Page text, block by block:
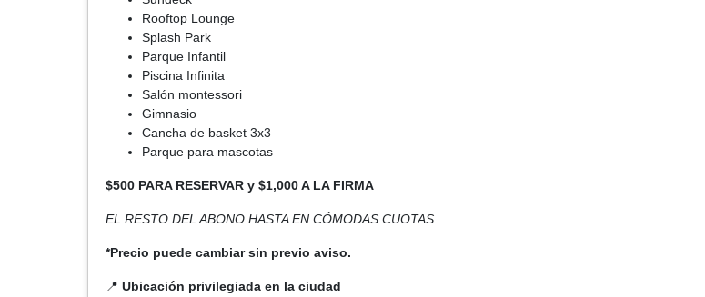
Rooftop Lounge
Splash Park
Parque Infantil
Piscina Infinita
Salón montessori
Gimnasio
Cancha de basket 3x3
Parque para mascotas
$500 PARA RESERVAR y $1,000 A LA FIRMA
EL RESTO DEL ABONO HASTA EN CÓMODAS CUOTAS
*Precio puede cambiar sin previo aviso.
📍 Ubicación privilegiada en la ciudad